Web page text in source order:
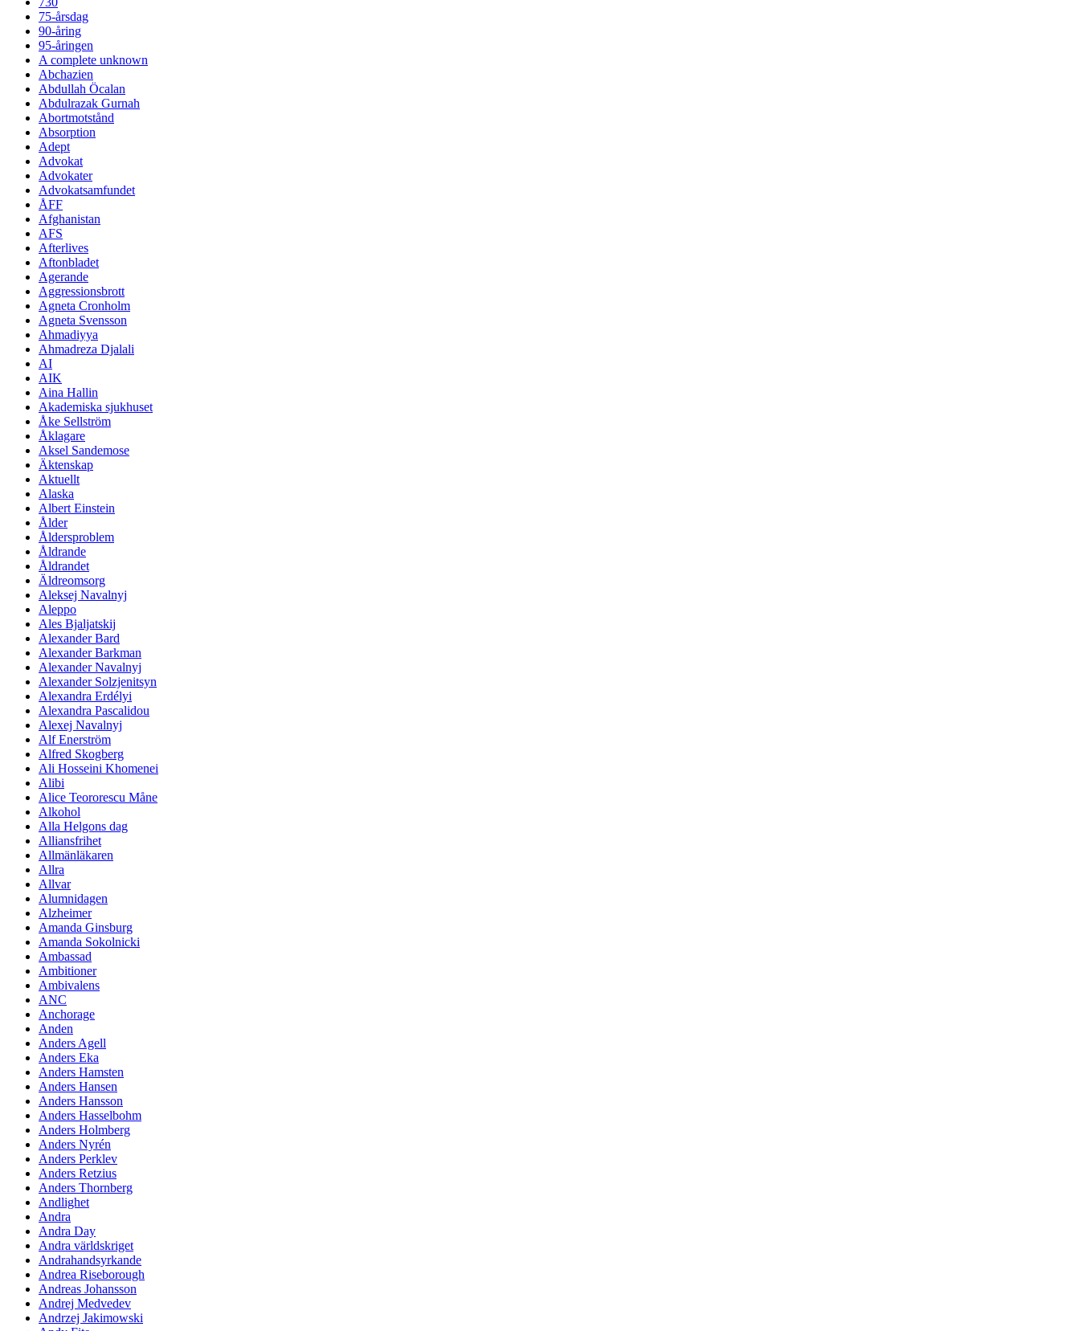
75-årsdag
90-åring
95-åringen
A complete unknown
Abchazien
Abdullah Öcalan
Abdulrazak Gurnah
Abortmotstånd
Absorption
Adept
Advokat
Advokater
Advokatsamfundet
ÅFF
Afghanistan
AFS
Afterlives
Aftonbladet
Agerande
Aggressionsbrott
Agneta Cronholm
Agneta Svensson
Ahmadiyya
Ahmadreza Djalali
AI
AIK
Aina Hallin
Akademiska sjukhuset
Åke Sellström
Åklagare
Aksel Sandemose
Äktenskap
Aktuellt
Alaska
Albert Einstein
Ålder
Åldersproblem
Åldrande
Åldrandet
Äldreomsorg
Aleksej Navalnyj
Aleppo
Ales Bjaljatskij
Alexander Bard
Alexander Barkman
Alexander Navalnyj
Alexander Solzjenitsyn
Alexandra Erdélyi
Alexandra Pascalidou
Alexej Navalnyj
Alf Enerström
Alfred Skogberg
Ali Hosseini Khomenei
Alibi
Alice Teororescu Måne
Alkohol
Alla Helgons dag
Alliansfrihet
Allmänläkaren
Allra
Allvar
Alumnidagen
Alzheimer
Amanda Ginsburg
Amanda Sokolnicki
Ambassad
Ambitioner
Ambivalens
ANC
Anchorage
Anden
Anders Agell
Anders Eka
Anders Hamsten
Anders Hansen
Anders Hansson
Anders Hasselbohm
Anders Holmberg
Anders Nyrén
Anders Perklev
Anders Retzius
Anders Thornberg
Andlighet
Andra
Andra Day
Andra världskriget
Andrahandsyrkande
Andrea Riseborough
Andreas Johansson
Andrej Medvedev
Andrzej Jakimowski